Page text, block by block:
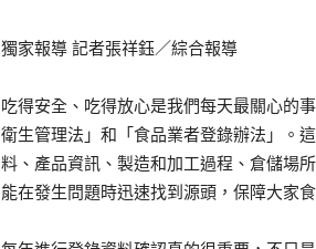
獨家報導 記者張祥鈺／綜合報導
吃得安全、吃得放心是我們每天最關心的
衛生管理法」和「食品業者登錄辦法」。
料、產品資訊、製造和加工過程、倉儲場
能在發生問題時迅速找到源頭，保障大家